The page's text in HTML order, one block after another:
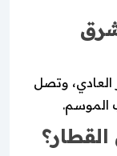
دولارًا للقطار العادي، وتصل